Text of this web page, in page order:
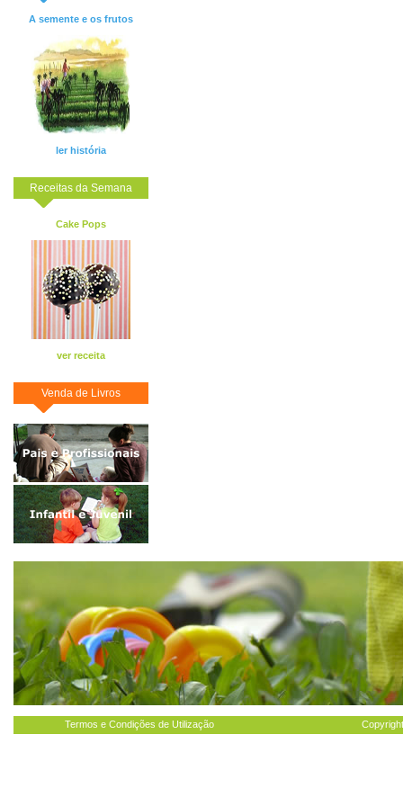
A semente e os frutos
ler história
Receitas da Semana
Cake Pops
ver receita
Venda de Livros
Termos e Condições de Utilização